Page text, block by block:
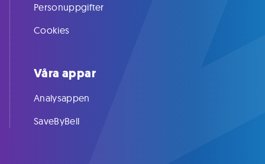
Personuppgifter
Cookies
Våra appar
Analysappen
SaveByBell